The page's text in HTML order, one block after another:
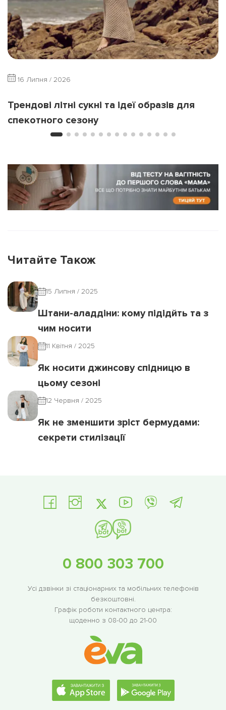
16 Липня / 2026
Трендові літні сукні та ідеї образів для
спекотного сезону
Читайте Також
15 Липня / 2025
Штани-аладдіни: кому підідйть та з
чим носити
11 Квітня / 2025
Як носити джинсову спідницю в
цьому сезоні
12 Червня / 2025
Як не зменшити зріст бермудами:
секрети стилізації
0 800 303 700
Усі дзвінки зі стаціонарних та мобільних телефонів
безкоштовні.
Графік роботи контактного центра:
щоденно з 08-00 до 21-00